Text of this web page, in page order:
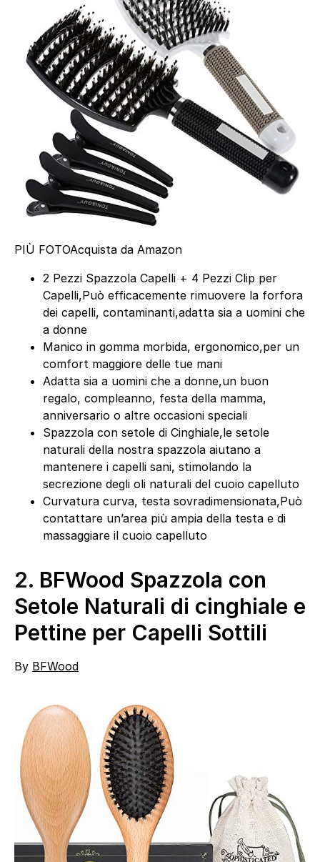
PIÙ FOTOAcquista da Amazon
2 Pezzi Spazzola Capelli + 4 Pezzi Clip per
Capelli,Può efficacemente rimuovere la forfora
dei capelli, contaminanti,adatta sia a uomini che
a donne
Manico in gomma morbida, ergonomico,per un
comfort maggiore delle tue mani
Adatta sia a uomini che a donne,un buon
regalo, compleanno, festa della mamma,
anniversario o altre occasioni speciali
Spazzola con setole di Cinghiale,le setole
naturali della nostra spazzola aiutano a
mantenere i capelli sani, stimolando la
secrezione degli oli naturali del cuoio capelluto
Curvatura curva, testa sovradimensionata,Può
contattare un’area più ampia della testa e di
massaggiare il cuoio capelluto
2. BFWood Spazzola con
Setole Naturali di cinghiale e
Pettine per Capelli Sottili
By BFWood